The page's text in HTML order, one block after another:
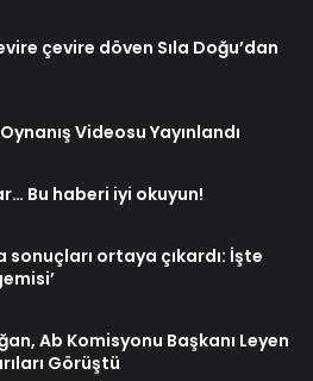
çevire döven Sıla Doğu’dan
Videosu Yayınlandı
Bu haberi iyi okuyun!
sonuçları ortaya çıkardı: İşte
Ab Komisyonu Başkanı Leyen
Görüştü